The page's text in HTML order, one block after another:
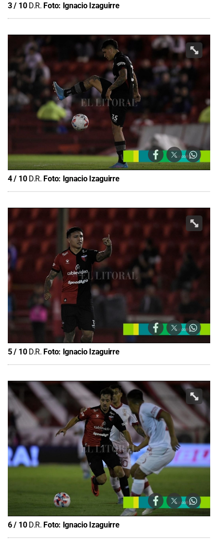
3/ 10 D.R. Foto: Ignacio Izaguirre
4/ 10 D.R. Foto: Ignacio Izaguirre
5/ 10 D.R. Foto: Ignacio Izaguirre
6/ 10 D.R. Foto: Ignacio Izaguirre